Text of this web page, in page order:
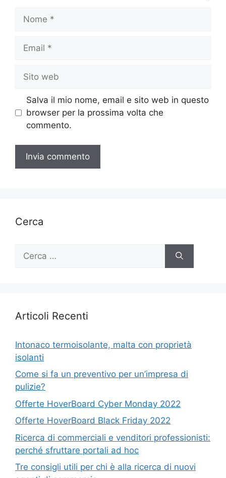
Nome
Email
Sito
web
Salva il mio nome, email e sito web in questo
browser per la prossima volta che
commento.
Cerca
per:
Articoli Recenti
Intonaco termoisolante, malta con proprietà
isolanti
Come si fa un preventivo per un’impresa di
pulizie?
Offerte HoverBoard Cyber Monday 2022
Offerte HoverBoard Black Friday 2022
Ricerca di commerciali e venditori professionisti:
perché sfruttare portali ad hoc
Tre consigli utili per chi è alla ricerca di nuovi